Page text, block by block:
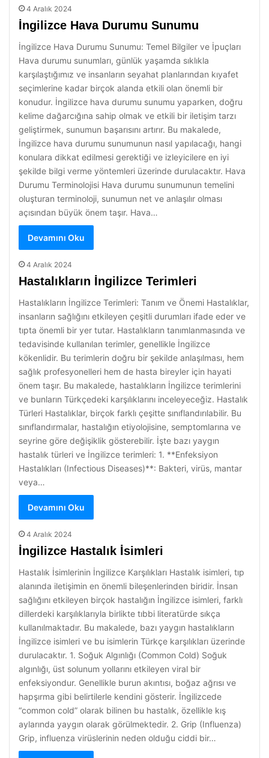
4 Aralık 2024
İngilizce Hava Durumu Sunumu
İngilizce Hava Durumu Sunumu: Temel Bilgiler ve İpuçları
Hava durumu sunumları, günlük yaşamda sıklıkla
karşılaştığımız ve insanların seyahat planlarından kıyafet
seçimlerine kadar birçok alanda etkili olan önemli bir
konudur. İngilizce hava durumu sunumu yaparken, doğru
kelime dağarcığına sahip olmak ve etkili bir iletişim tarzı
geliştirmek, sunumun başarısını artırır. Bu makalede,
İngilizce hava durumu sunumunun nasıl yapılacağı, hangi
konulara dikkat edilmesi gerektiği ve izleyicilere en iyi
şekilde bilgi verme yöntemleri üzerinde durulacaktır. Hava
Durumu Terminolojisi Hava durumu sunumunun temelini
oluşturan terminoloji, sunumun net ve anlaşılır olması
açısından büyük önem taşır. Hava…
Devamını Oku
4 Aralık 2024
Hastalıkların İngilizce Terimleri
Hastalıkların İngilizce Terimleri: Tanım ve Önemi Hastalıklar,
insanların sağlığını etkileyen çeşitli durumları ifade eder ve
tıpta önemli bir yer tutar. Hastalıkların tanımlanmasında ve
tedavisinde kullanılan terimler, genellikle İngilizce
kökenlidir. Bu terimlerin doğru bir şekilde anlaşılması, hem
sağlık profesyonelleri hem de hasta bireyler için hayati
önem taşır. Bu makalede, hastalıkların İngilizce terimlerini
ve bunların Türkçedeki karşılıklarını inceleyeceğiz. Hastalık
Türleri Hastalıklar, birçok farklı çeşitte sınıflandırılabilir. Bu
sınıflandırmalar, hastalığın etiyolojisine, semptomlarına ve
seyrine göre değişiklik gösterebilir. İşte bazı yaygın
hastalık türleri ve İngilizce terimleri: 1. **Enfeksiyon
Hastalıkları (Infectious Diseases)**: Bakteri, virüs, mantar
veya…
Devamını Oku
4 Aralık 2024
İngilizce Hastalık İsimleri
Hastalık İsimlerinin İngilizce Karşılıkları Hastalık isimleri, tıp
alanında iletişimin en önemli bileşenlerinden biridir. İnsan
sağlığını etkileyen birçok hastalığın İngilizce isimleri, farklı
dillerdeki karşılıklarıyla birlikte tıbbi literatürde sıkça
kullanılmaktadır. Bu makalede, bazı yaygın hastalıkların
İngilizce isimleri ve bu isimlerin Türkçe karşılıkları üzerinde
durulacaktır. 1. Soğuk Algınlığı (Common Cold) Soğuk
algınlığı, üst solunum yollarını etkileyen viral bir
enfeksiyondur. Genellikle burun akıntısı, boğaz ağrısı ve
hapşırma gibi belirtilerle kendini gösterir. İngilizcede
“common cold” olarak bilinen bu hastalık, özellikle kış
aylarında yaygın olarak görülmektedir. 2. Grip (Influenza)
Grip, influenza virüslerinin neden olduğu ciddi bir…